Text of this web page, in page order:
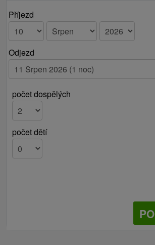
Příjezd
Odjezd
počet dospělých
počet dětí